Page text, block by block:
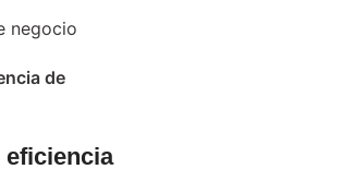
negocio
de
eficiencia